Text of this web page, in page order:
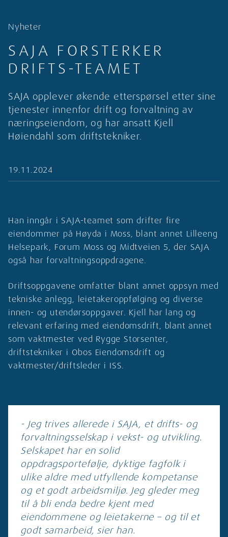
Nyheter
SAJA FORSTERKER
DRIFTS-TEAMET
SAJA opplever økende etterspørsel etter sine
tjenester innenfor drift og forvaltning av
næringseiendom, og har ansatt Kjell
Høiendahl som driftstekniker.
19.11.2024
Han inngår i SAJA-teamet som drifter fire
eiendommer på Høyda i Moss, blant annet Lilleeng
Helsepark, Forum Moss og Midtveien 5, der SAJA
også har forvaltningsoppdragene.
Driftsoppgavene omfatter blant annet oppsyn med
tekniske anlegg, leietakeroppfølging og diverse
innen- og utendørsoppgaver. Kjell har lang og
relevant erfaring med eiendomsdrift, blant annet
som vaktmester ved Rygge Storsenter,
driftstekniker i Obos Eiendomsdrift og
vaktmester/driftsleder i ISS.
- Jeg trives allerede i SAJA, et drifts- og
forvaltningsselskap i vekst- og utvikling.
Selskapet har en solid
oppdragsportefølje, dyktige fagfolk i
ulike aldre med utfyllende kompetanse
og et godt arbeidsmiljø. Jeg gleder meg
til å bli enda bedre kjent med
eiendommene og leietakerne – og til et
godt samarbeid, sier han.